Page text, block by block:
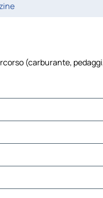
(carburante,